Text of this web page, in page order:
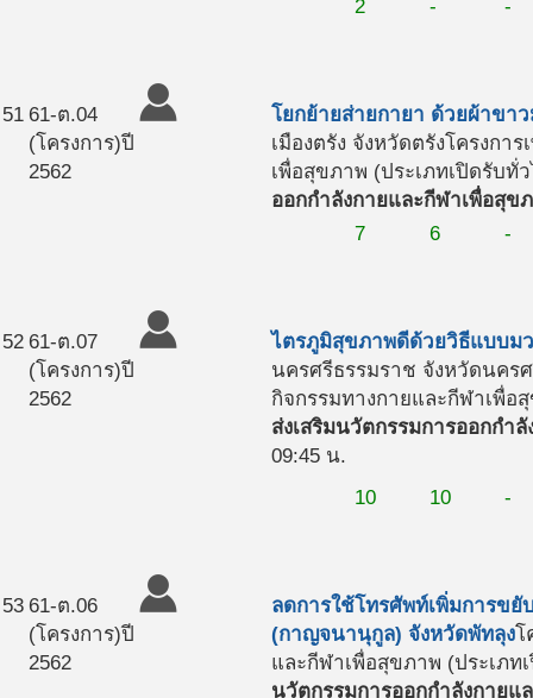
2 - -
51 61-ต.04
(โครงการ)ปี
2562
โยกย้ายส่ายกายา ด้วยผ้าขา
เมืองตรัง จังหวัดตรังโครงการ
เพื่อสุขภาพ (ประเภทเปิดรับทั่
ออกกำลังกายและกีฬาเพื่อสุข
7
6 -
52 61-ต.07
(โครงการ)ปี
2562
ไตรภูมิสุขภาพดีด้วยวิธีแบบม
นครศรีธรรมราช จังหวัดนคร
กิจกรรมทางกายและกีฬาเพื่อ
ส่งเสริมนวัตกรรมการออกกำ
09:45 น.
10
10 -
53 61-ต.06
(โครงการ)ปี
2562
ลดการใช้โทรศัพท์เพิ่มการขยั
(กาญจนานุกูล) จังหวัดพัทลุงโ
และกีฬาเพื่อสุขภาพ (ประเภท
นวัตกรรมการออกกำลังกายแ